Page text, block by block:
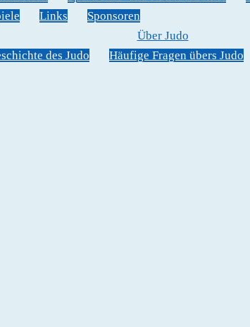
Links
Sponsoren
Über Judo
des Judo
Häufige Fragen übers Judo